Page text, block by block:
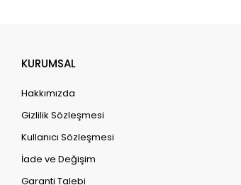
KURUMSAL
Hakkımızda
Gizlilik Sözleşmesi
Kullanıcı Sözleşmesi
İade ve Değişim
Garanti Talebi